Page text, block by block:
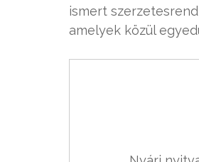
ismert
amelyek közül